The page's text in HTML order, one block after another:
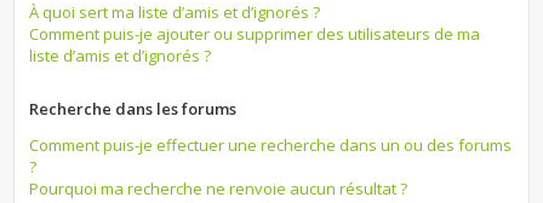
À quoi sert ma liste d’amis et d’ignorés ?
Comment puis-je ajouter ou supprimer des utilisateurs de ma
liste d’amis et d’ignorés ?
Recherche dans les forums
Comment puis-je effectuer une recherche dans un ou des forums
?
Pourquoi ma recherche ne renvoie aucun résultat ?